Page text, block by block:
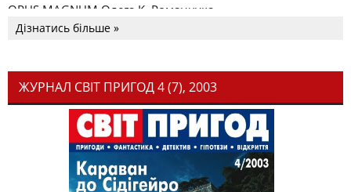
OPUS MAGNUM Олега К. Романчука
Дізнатись більше »
ЖУРНАЛ СВІТ ПРИГОД 4 (7), 2003